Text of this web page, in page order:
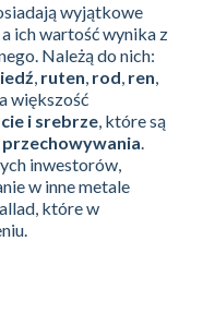
wyjątkowe
ich wartość wynika z
Należą do nich:
, ruten, rod, ren,
większość
i srebrze, które są
.
inwestorów,
w inne metale
które w